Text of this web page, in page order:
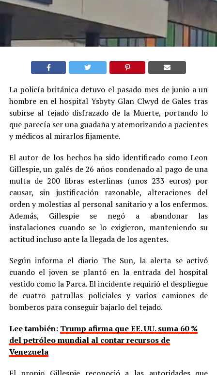
La policía británica detuvo el pasado mes de junio a un
hombre en el hospital Ysbyty Glan Clwyd de Gales tras
subirse al tejado disfrazado de la Muerte, portando lo
que parecía ser una guadaña y atemorizando a pacientes
y médicos al mirarlos fijamente.
El autor de los hechos ha sido identificado como Leon
Gillespie, un galés de 26 años condenado al pago de una
multa de 200 libras esterlinas (unos 233 euros) por
causar, sin justificación razonable, alteraciones del
orden y molestias al personal sanitario y a los enfermos.
Además, Gillespie se negó a abandonar las
instalaciones cuando se lo exigieron, manteniendo su
actitud incluso ante la llegada de los agentes.
Según informa el diario The Sun, la alerta se activó
cuando el joven se plantó en la entrada del hospital
vestido como la Parca. El incidente requirió el despliegue
de cuatro patrullas policiales y varios camiones de
bomberos para conseguir bajarlo del tejado.
Lee también: Trump afirma que EE. UU. suma 60 %
del petróleo mundial al contar recursos de
Venezuela